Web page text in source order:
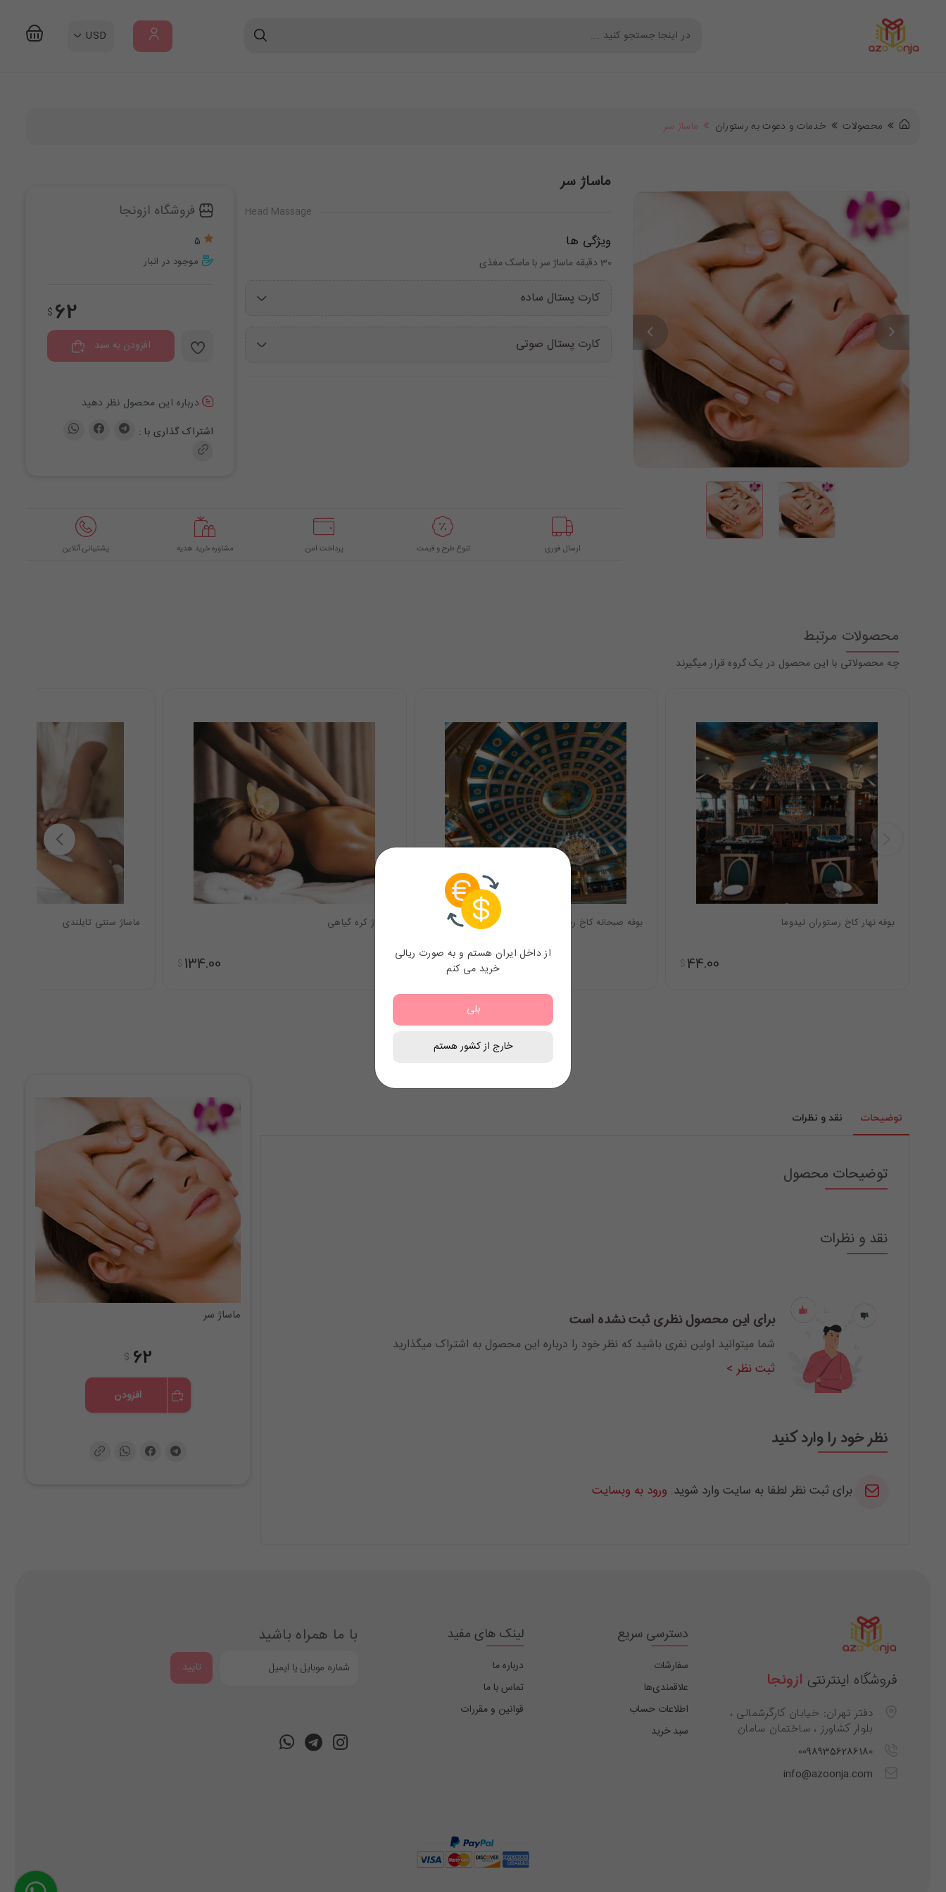
USD
محصولات خدمات و دعوت به رستوران ماساژ سر
ماساژ سر
Head Massage
ویژگی ها
30 دقیقه ماساژ سر با ماسک مغذی
کارت پستال ساده
کارت پستال صوتی
فروشگاه ازونجا
5
موجود در انبار
62
$
افزودن به سبد
درباره این محصول نظر دهید
اشتراک گذاری با :
ارسال فوری تنوع طرح و قیمت پرداخت امن مشاوره خرید هدیه پشتیبانی آنلاین
محصولات مرتبط
چه محصولاتی با این محصول در یک گروه قرار میگیرند
بوفه نهار کاخ رستوران لیدوما
$ 44.00
بوفه صبحانه کاخ رستوران لیدوما
22.00
ماساژ کره گیاهی
$ 134.00
ماساژ سنتی تایلندی
توضیحات نقد و نظرات
توضیحات محصول
نقد و نظرات
برای این محصول نظری ثبت نشده است
شما میتوانید اولین نفری باشید که نظر خود را درباره این محصول به اشتراک میگذارید
ثبت نظر >
نظر خود را وارد کنید
برای ثبت نظر لطفا به سایت وارد شوید. ورود به وبسایت
ماساژ سر
62
$
افزودن
فروشگاه اینترنتی ازونجا
دفتر تهران: خیابان کارگرشمالی ،
بلوار کشاورز ، ساختمان سامان
00989356286180
info@azoonja.com
دسترسی سریع
سفارشات
علاقمندی‌ها
اطلاعات حساب
سبد خرید
لینک های مفید
درباره ما
تماس با ما
قوانین و مقررات
با ما همراه باشید
تایید
از داخل ایران هستم و به صورت ریالی
خرید می کنم
بلی
خارج از کشور هستم